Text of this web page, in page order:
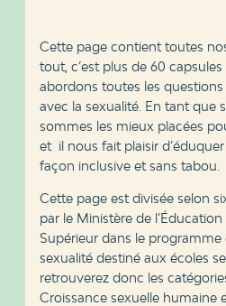
Cette page contient toutes
tout, c’est plus de 60
abordons toutes les questions
avec la sexualité. En tant que
sommes les mieux placées
et il nous fait plaisir
façon inclusive et sans tabou.
Cette page est divisée selon
par le Ministère de
Supérieur dans le programme
sexualité destiné aux écoles
retrouverez donc les
Croissance sexuelle humaine